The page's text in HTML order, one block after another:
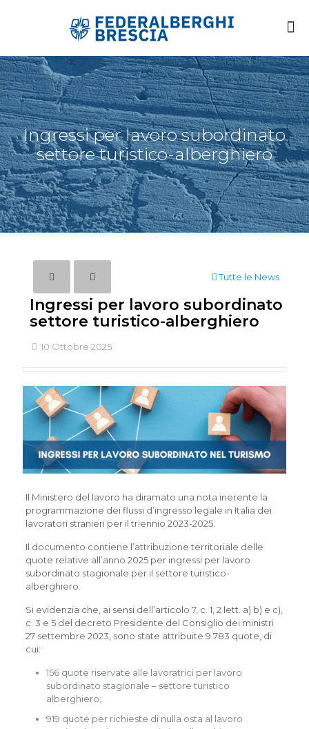
Ingressi per lavoro subordinato
settore turistico-alberghiero
Tutte le News
Ingressi per lavoro subordinato
settore turistico-alberghiero
10 Ottobre 2025
Il Ministero del lavoro ha diramato una nota inerente la
programmazione dei flussi d’ingresso legale in Italia dei
lavoratori stranieri per il triennio 2023-2025.
Il documento contiene l’attribuzione territoriale delle
quote relative all’anno 2025 per ingressi per lavoro
subordinato stagionale per il settore turistico-
alberghiero.
Si evidenzia che, ai sensi dell’articolo 7, c. 1, 2 lett. a) b) e c),
c. 3 e 5 del decreto Presidente del Consiglio dei ministri
27 settembre 2023, sono state attribuite 9.783 quote, di
cui:
156 quote riservate alle lavoratrici per lavoro
subordinato stagionale – settore turistico
alberghiero;
919 quote per richieste di nulla osta al lavoro